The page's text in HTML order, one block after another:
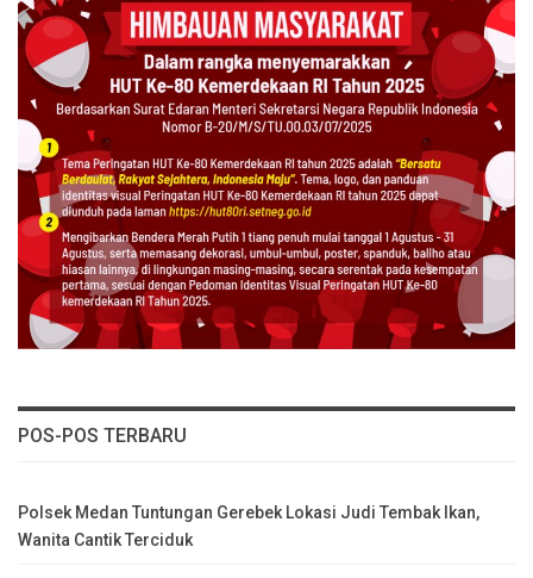
POS-POS TERBARU
Polsek Medan Tuntungan Gerebek Lokasi Judi Tembak Ikan,
Wanita Cantik Terciduk